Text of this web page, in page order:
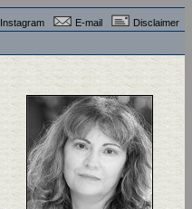
Instagram E-mail Disclaimer